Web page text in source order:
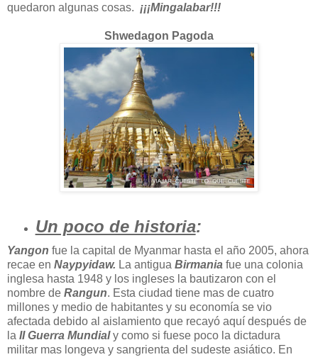
quedaron algunas cosas. ¡¡¡Mingalabar!!!
Shwedagon Pagoda
Un poco de historia:
Yangon fue la capital de Myanmar hasta el año 2005, ahora
recae en Naypyidaw. La antigua Birmania fue una colonia
inglesa hasta 1948 y los ingleses la bautizaron con el
nombre de Rangun. Esta ciudad tiene mas de cuatro
millones y medio de habitantes y su economía se vio
afectada debido al aislamiento que recayó aquí después de
la II Guerra Mundialy como si fuese poco la dictadura
militar mas longeva y sangrienta del sudeste asiático. En